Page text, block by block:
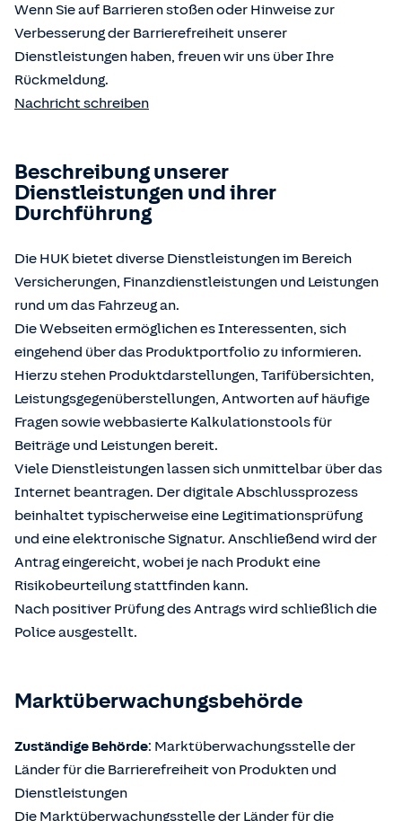
Wenn Sie auf Barrieren stoßen oder Hinweise zur
Verbesserung der Barrierefreiheit unserer
Dienstleistungen haben, freuen wir uns über Ihre
Rückmeldung.
Nachricht schreiben
Beschreibung unserer
Dienstleistungen und ihrer
Durchführung
Die HUK bietet diverse Dienstleistungen im Bereich
Versicherungen, Finanzdienstleistungen und Leistungen
rund um das Fahrzeug an.
Die Webseiten ermöglichen es Interessenten, sich
eingehend über das Produktportfolio zu informieren.
Hierzu stehen Produktdarstellungen, Tarifübersichten,
Leistungsgegenüberstellungen, Antworten auf häufige
Fragen sowie webbasierte Kalkulationstools für
Beiträge und Leistungen bereit.
Viele Dienstleistungen lassen sich unmittelbar über das
Internet beantragen. Der digitale Abschlussprozess
beinhaltet typischerweise eine Legitimationsprüfung
und eine elektronische Signatur. Anschließend wird der
Antrag eingereicht, wobei je nach Produkt eine
Risikobeurteilung stattfinden kann.
Nach positiver Prüfung des Antrags wird schließlich die
Police ausgestellt.
Marktüberwachungsbehörde
Zuständige Behörde: Marktüberwachungsstelle der
Länder für die Barrierefreiheit von Produkten und
Dienstleistungen
Die Marktüberwachungsstelle der Länder für die